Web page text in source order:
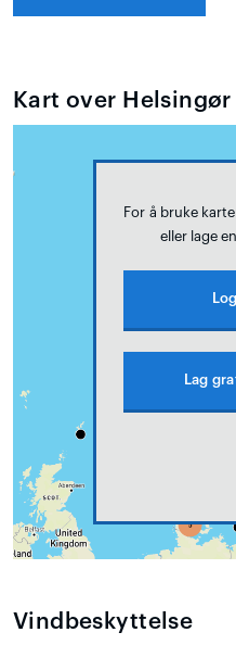
Kart over Helsingør
For å bruke
eller lage
Lag
Vindbeskyttelse